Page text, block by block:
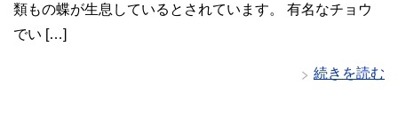
類もの蝶が生息しているとされています。 有名なチョウ
でい […]
続きを読む